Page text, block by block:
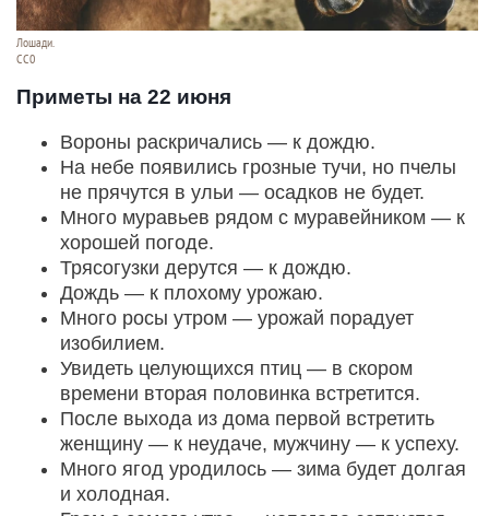
Лошади.
CC0
Приметы на 22 июня
Вороны раскричались — к дождю.
На небе появились грозные тучи, но пчелы
не прячутся в ульи — осадков не будет.
Много муравьев рядом с муравейником — к
хорошей погоде.
Трясогузки дерутся — к дождю.
Дождь — к плохому урожаю.
Много росы утром — урожай порадует
изобилием.
Увидеть целующихся птиц — в скором
времени вторая половинка встретится.
После выхода из дома первой встретить
женщину — к неудаче, мужчину — к успеху.
Много ягод уродилось — зима будет долгая
и холодная.